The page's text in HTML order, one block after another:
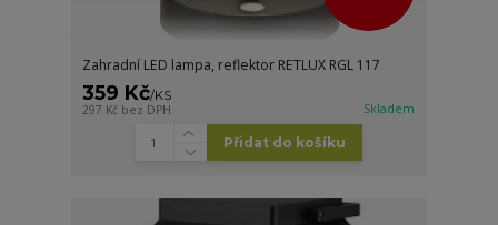
Zahradní LED lampa, reflektor RETLUX RGL 117
359 Kč/KS
297 Kč bez DPH Skladem
Přidat do košíku